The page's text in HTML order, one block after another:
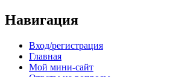
Навигация
Вход/регистрация
Главная
Мой мини-сайт